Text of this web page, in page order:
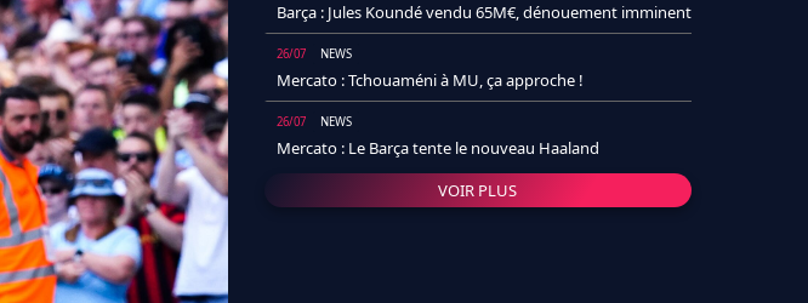
Barça : Jules Koundé vendu 65M€, dénouement imminent
26/07 NEWS
Mercato : Tchouaméni à MU, ça approche !
26/07 NEWS
Mercato : Le Barça tente le nouveau Haaland
VOIR PLUS